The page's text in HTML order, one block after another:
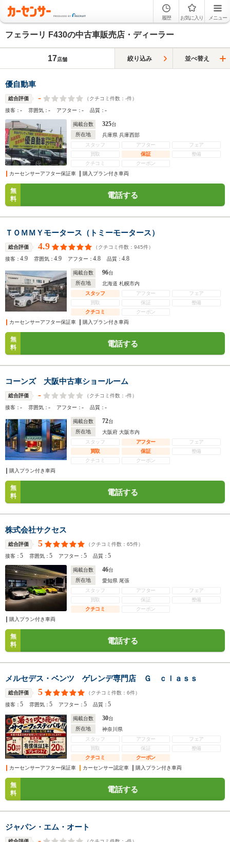
履歴 お気に入り メニュー
フェラーリ F430の中古車販売店・ディーラー
17店舗 絞り込み 並べ替え
優自動車
総合評価 - （クチコミ件数： -件）
接客：- 雰囲気：- アフター：- 品質：-
掲載台数 325台
所在地
兵庫県 兵庫西部
スタッフ
アフター
フェア
買取
保証
整備
クチコミ
クーポン
カーセンサーアフター保証車
購入プラン付き車両
無
料
電話する
ＴＯＭＭＹモータース（トミーモータース）
総合評価 4.9 （クチコミ件数： 945件）
接客：4.9 雰囲気：4.9 アフター：4.8 品質：4.8
掲載台数 96台
所在地
北海道 札幌市内
スタッフ
アフター
フェア
買取
保証
整備
クチコミ
クーポン
カーセンサーアフター保証車
購入プラン付き車両
無
料
電話する
コーンズ 大阪中古車ショールーム
総合評価 - （クチコミ件数： -件）
接客：- 雰囲気：- アフター：- 品質：-
掲載台数 72台
所在地
大阪府 大阪市内
スタッフ
アフター
フェア
買取
保証
整備
クチコミ
クーポン
購入プラン付き車両
無
料
電話する
株式会社サクセス
総合評価 5 （クチコミ件数： 65件）
接客：5 雰囲気：5 アフター：5 品質：5
掲載台数 46台
所在地
愛知県 尾張
スタッフ
アフター
フェア
買取
保証
整備
クチコミ
クーポン
購入プラン付き車両
無
料
電話する
メルセデス・ベンツ ゲレンデ専門店 Ｇ ｃｌａｓｓ
総合評価 5 （クチコミ件数： 6件）
接客：5 雰囲気：5 アフター：5 品質：5
掲載台数 30台
所在地
神奈川県
スタッフ
アフター
フェア
買取
保証
整備
クチコミ
クーポン
カーセンサーアフター保証車
カーセンサー認定車 購入プラン付き車両
無
料
電話する
ジャパン・エム・オート